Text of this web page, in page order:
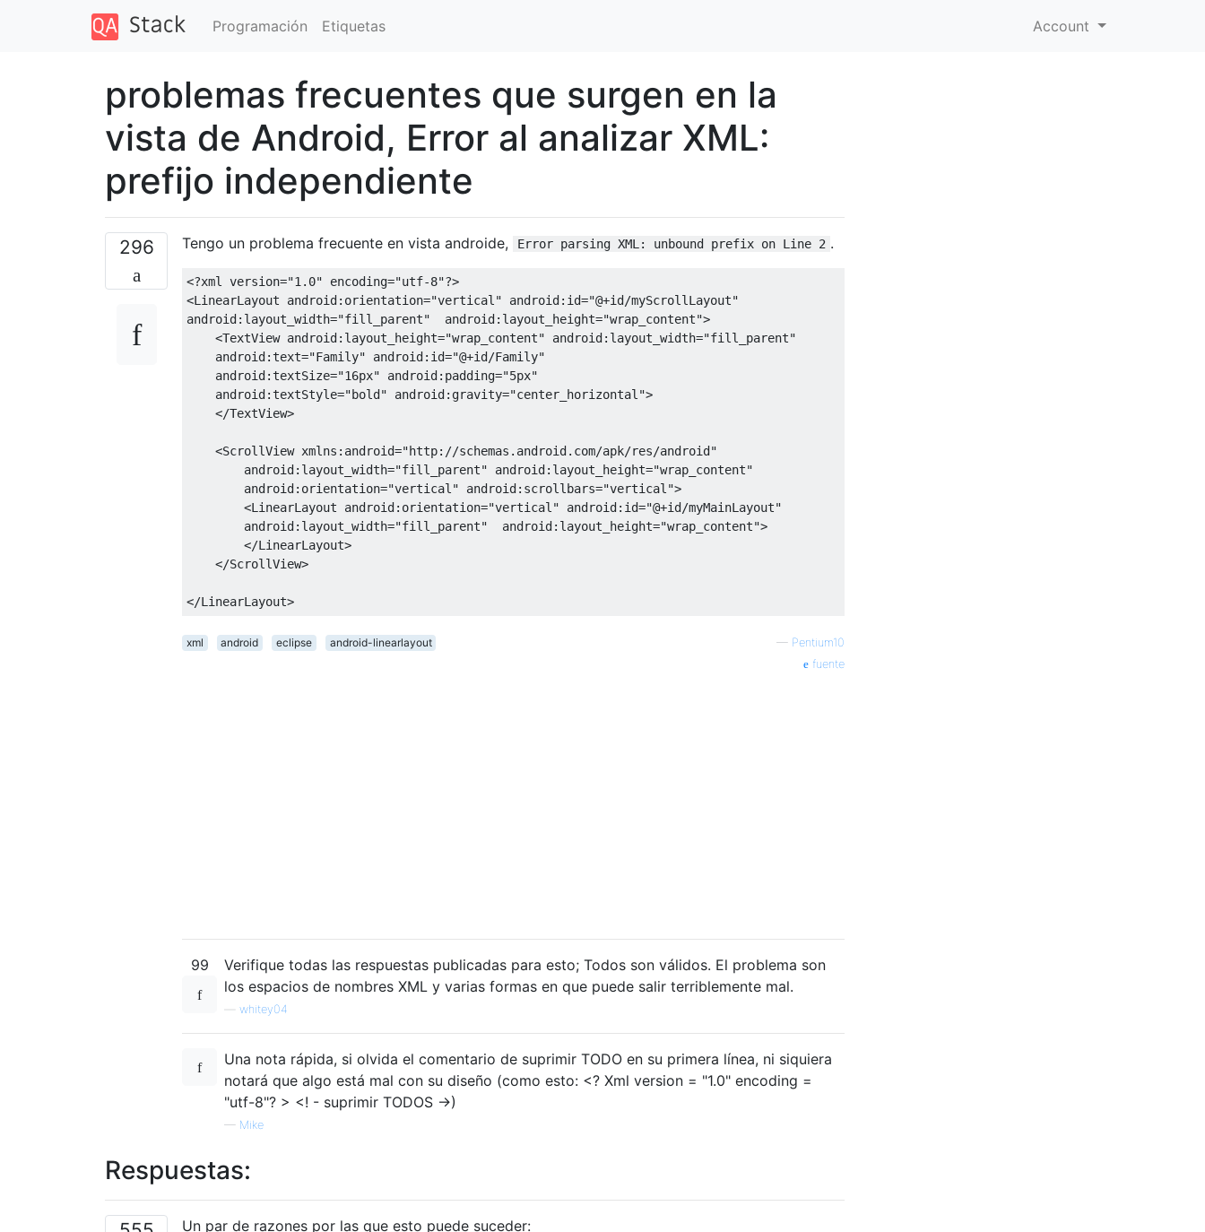
Programación Etiquetas Account
problemas frecuentes que surgen en la
vista de Android, Error al analizar XML:
prefijo independiente
296 Tengo un problema frecuente en vista androide, Error parsing XML: unbound prefix on Line 2 .
<?xml version="1.0" encoding="utf-8"?>
<LinearLayout
android:orientation="vertical" android:id="@+id/myScrollLayout"
android:layout_width="fill_parent" android:layout_height="wrap_content">
<TextView android:layout_height="wrap_content" android:layout_width="fill_parent"
android:text="Family" android:id="@+id/Family"
android:textSize="16px" android:padding="5px"
android:textStyle="bold" android:gravity="center_horizontal">
</TextView>
<ScrollView xmlns:android="http://schemas.android.com/apk/res/android"
android:layout_width="fill_parent" android:layout_height="wrap_content"
android:orientation="vertical" android:scrollbars="vertical">
<LinearLayout
android:orientation="vertical" android:id="@+id/myMainLayout"
android:layout_width="fill_parent" android:layout_height="wrap_content">
</LinearLayout>
</ScrollView>
</LinearLayout>
xml android eclipse android-linearlayout — Pentium10
fuente
99
Verifique todas las respuestas publicadas para esto; Todos son válidos. El problema son
los espacios de nombres XML y varias formas en que puede salir terriblemente mal.
whitey04
Una nota rápida, si olvida el comentario de suprimir TODO en su primera línea, ni siquiera
notará que algo está mal con su diseño (como esto: <? Xml version = "1.0" encoding =
"utf-8"? > <! - suprimir TODOS ->)
— Mike
Respuestas:
Un par de razones por las que esto puede suceder: